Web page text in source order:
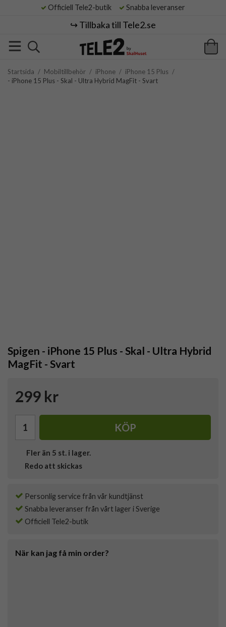
Officiell Tele2-butik Snabba leveranser
↪️ Tillbaka till Tele2.se
Startsida / Mobiltillbehör / iPhone / iPhone 15 Plus /
- iPhone 15 Plus - Skal - Ultra Hybrid MagFit - Svart
Spigen - iPhone 15 Plus - Skal - Ultra Hybrid
MagFit - Svart
299 kr
KÖP
Fler än 5 st. i lager.
Redo att skickas
Personlig service från vår kundtjänst
Snabba leveranser från vårt lager i Sverige
Officiell Tele2-butik
När kan jag få min order?